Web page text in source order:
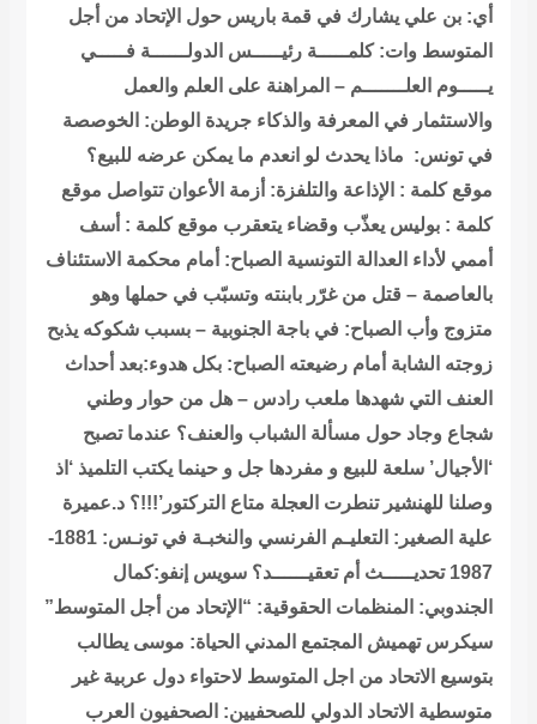
أي: بن علي يشارك في قمة باريس حول الإتحاد من أجل
المتوسط وات: كلمـــــة رئيـــــس الدولــــــة فـــــي
يـــــوم العلـــــــم – المراهنة على العلم والعمل
والاستثمار في المعرفة والذكاء جريدة الوطن: الخوصصة
في تونس: ماذا يحدث لو انعدم ما يمكن عرضه للبيع؟
موقع كلمة : الإذاعة والتلفزة: أزمة الأعوان تتواصل موقع
كلمة : بوليس يعذّب وقضاء يتعقرب موقع كلمة : أسف
أممي لأداء العدالة التونسية الصباح: أمام محكمة الاستئناف
بالعاصمة – قتل من غرّر بابنته وتسبّب في حملها وهو
متزوج وأب الصباح: في باجة الجنوبية – بسبب شكوكه يذبح
زوجته الشابة أمام رضيعته الصباح: بكل هدوء:بعد أحداث
العنف التي شهدها ملعب رادس – هل من حوار وطني
شجاع وجاد حول مسألة الشباب والعنف؟ عندما تصبح
‘الأجيال’ سلعة للبيع و مفردها جل و حينما يكتب التلميذ ‘اذ
وصلنا للهنشير تنطرت العجلة متاع التركتور’!!!؟ د.عميرة
علية الصغير: التعليـم الفرنسي والنخبـة في تونـس: 1881-
1987 تحديـــــث أم تعقيــــــد؟
سويس إنفو:كمال
الجندوبي: المنظمات الحقوقية: “الإتحاد من أجل المتوسط”
سيكرس تهميش المجتمع المدني الحياة: موسى يطالب
بتوسيع الاتحاد من اجل المتوسط لاحتواء دول عربية غير
متوسطية الاتحاد الدولي للصحفيين: الصحفيون العرب